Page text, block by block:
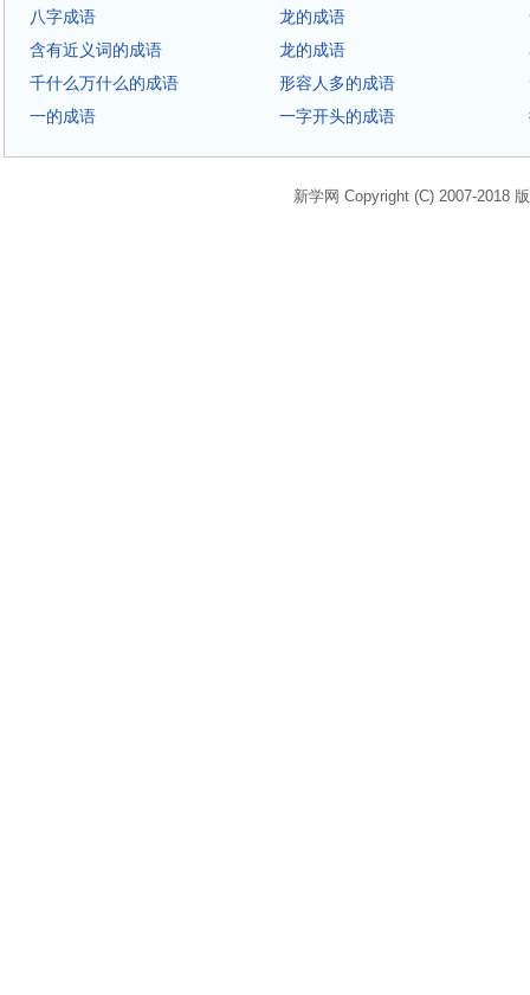
八字成语 龙的成语
含有近义词的成语
龙的成语
千什么万什么的成语
形容人多的成语
一的成语
一字开头的成语
新学网 Copyright (C) 2007-2018